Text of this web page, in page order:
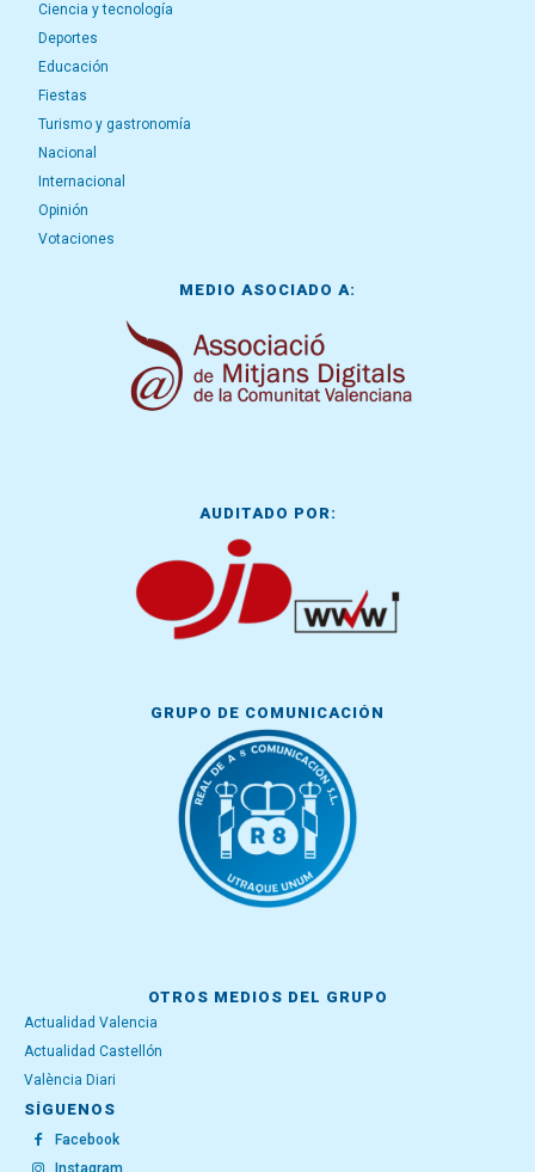
Ciencia y tecnología
Deportes
Educación
Fiestas
Turismo y gastronomía
Nacional
Internacional
Opinión
Votaciones
MEDIO ASOCIADO A:
AUDITADO POR:
GRUPO DE COMUNICACIÓN
OTROS MEDIOS DEL GRUPO
Actualidad Valencia
Actualidad Castellón
València Diari
SÍGUENOS
Facebook